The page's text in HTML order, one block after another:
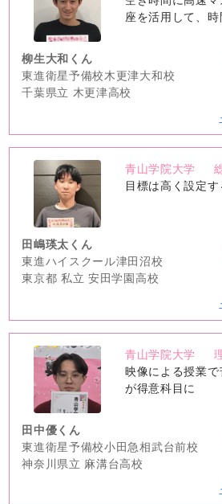
image
座を活用して、
柳生大和くん
東進衛星予備校木更津大和校
千葉県立 木更津高校
no
image
青山学院大学
目標は高く設定す
田嶋瑛太くん
東進ハイスクール津田沼校
東京都 私立 安田学園高校
no
image
青山学院大学
映像による授業
が得意科目に
田中優くん
東進衛星予備校小田急相武台前校
神奈川県立 麻溝台高校